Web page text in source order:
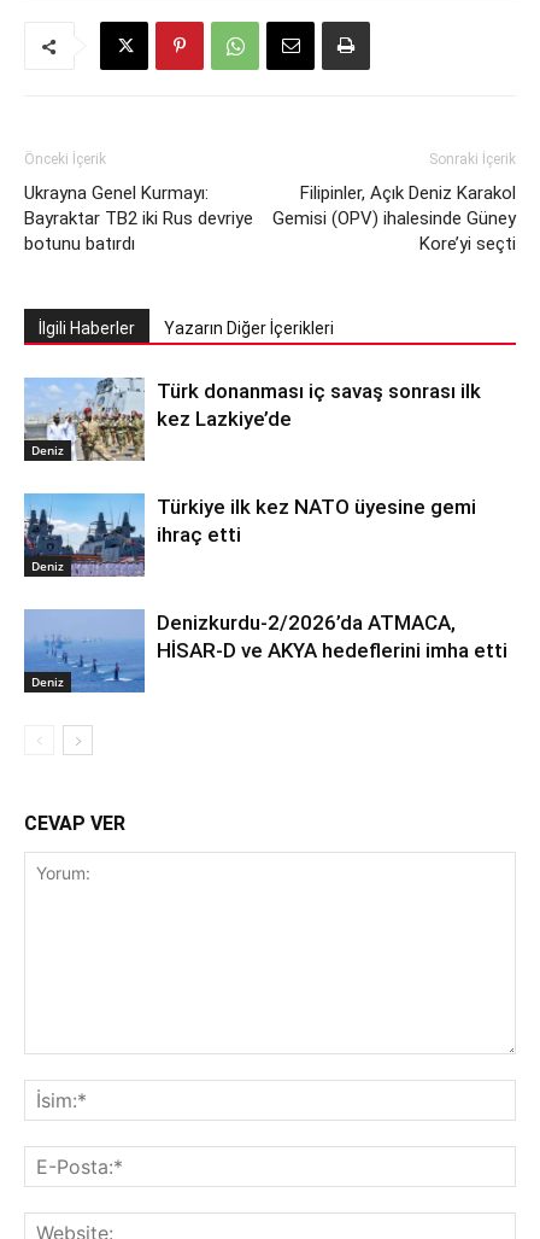
Önceki İçerik
Ukrayna Genel Kurmayı:
Bayraktar TB2 iki Rus devriye
botunu batırdı
Sonraki İçerik
Filipinler, Açık Deniz Karakol
Gemisi (OPV) ihalesinde Güney
Kore’yi seçti
İlgili Haberler Yazarın Diğer İçerikleri
Deniz
Türk donanması iç savaş sonrası ilk
kez Lazkiye’de
Deniz
Türkiye ilk kez NATO üyesine gemi
ihraç etti
Deniz
Denizkurdu-2/2026’da ATMACA,
HİSAR-D ve AKYA hedeflerini imha etti
CEVAP VER